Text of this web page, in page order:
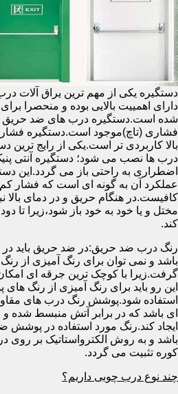
دستگیره یکی از مهم ترین یراق آلات
دارای اهمییت بالایی بوده و منحصرا
شده است.دستگیره درب های ضد حریق
فشاری (تاچ)موجود است.دستگیره
بالا کاربردی تر است.یکی از رایج ترین
درب ها نصب می شود؛ دستگیره آنتی
اضطراری به راحتی باز می گردد.این
عملکرد آن به گونه ای است که فشار
کافیست.در هنگام حریق و در دمای بالا
مختل و یا خود به خود باز شود،زیرا تا
کند.
رنگ درب ضد حریق:در ضد حریق باید در
باشد و نمی توان برای رنگ آمیزی از
گرفت.زیرا با کوچک ترین جرقه ای
این رو باید برای رنگ آمیزی از رنگ
استفاده شود.پوشش رنگ درب های مقاوم
ای باشد که در برابر آتش منبسط شده و
ایجاد کند.رنگ مورد استفاده در پوشش
باشد و به روش الکترواستاتیک بر روی
کوره تثبیت می گردد.
چند نوع درب چوبی داریم؟